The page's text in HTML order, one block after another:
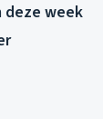
deze week